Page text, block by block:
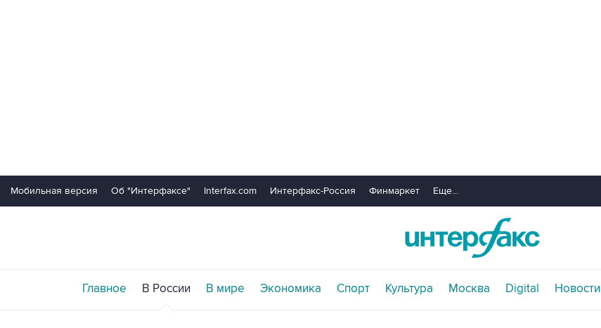
Мобильная версия Об "Интерфаксе" Interfax.com Интерфакс-Россия Финмаркет Еще...
Главное В России В мире Экономика Спорт Культура Москва Digital Новости